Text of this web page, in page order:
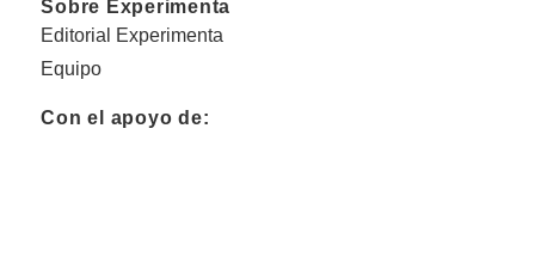
Sobre Experimenta
Editorial Experimenta
Equipo
Con el apoyo de: